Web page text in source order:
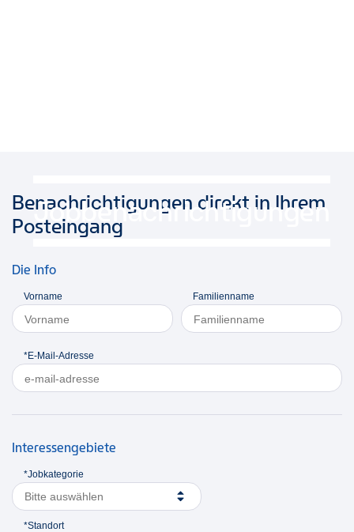
Jobbenachrichtigungen
Benachrichtigungen direkt in Ihrem
Posteingang
Die Info
Vorname Familienname
*E-Mail-Adresse
Interessengebiete
*Jobkategorie
Bitte auswählen
*Standort